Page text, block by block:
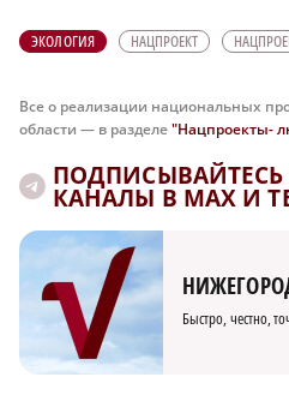
ЭКОЛОГИЯ НАЦПРОЕКТ
Все о реализации национальных
области — в разделе"Нацпроекты-
КАНАЛЫ В MAX И
Быстро, честно,